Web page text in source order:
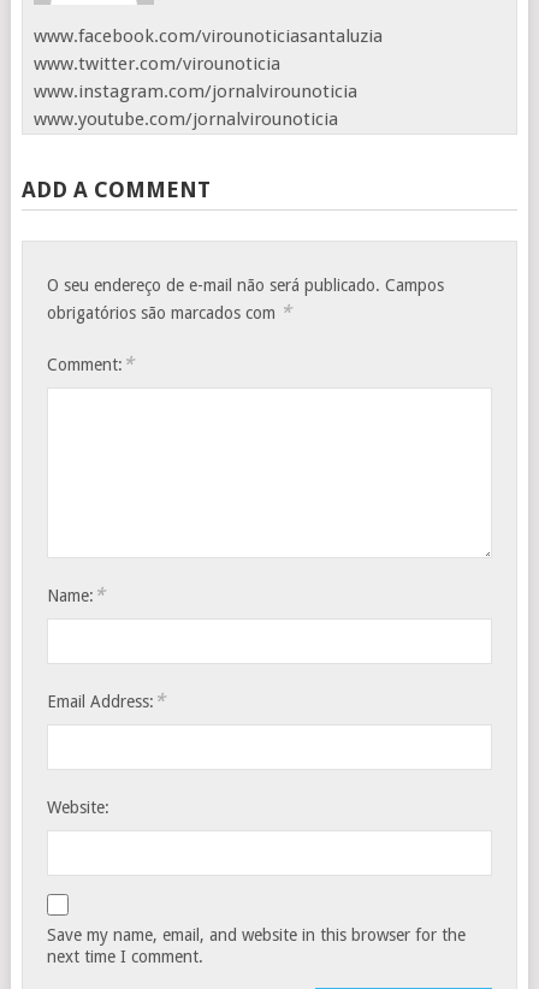
www.facebook.com/virounoticiasantaluzia
www.twitter.com/virounoticia
www.instagram.com/jornalvirounoticia
www.youtube.com/jornalvirounoticia
ADD A COMMENT
O seu endereço de e-mail não será publicado. Campos
obrigatórios são marcados com *
Comment: *
Name: *
Email Address: *
Website:
Save my name, email, and website in this browser for the
next time I comment.